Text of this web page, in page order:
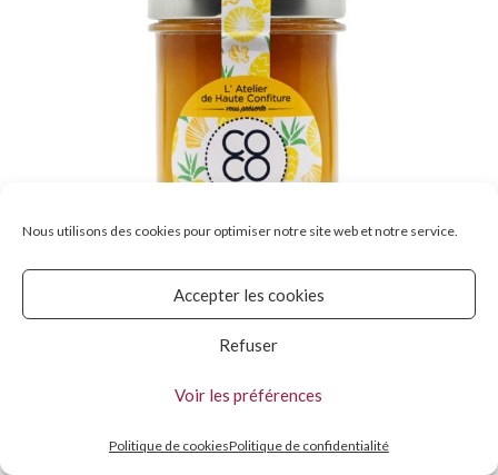
Nous utilisons des cookies pour optimiser notre site web et notre service.
Accepter les cookies
Refuser
Voir les préférences
Politique de cookiesPolitique de confidentialité
€7.00–€30.00